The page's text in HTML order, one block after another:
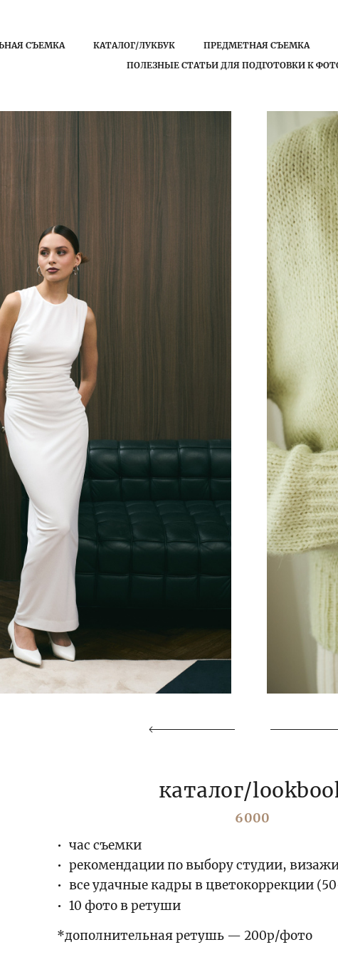
СЪЕМКА КАТАЛОГ/ЛУКБУК ПРЕДМЕТНАЯ СЪЕМКА
ПОЛЕЗНЫЕ СТАТЬИ ДЛЯ ПОДГОТОВКИ К
каталог/
6000
час съемки
рекомендации по выбору студии,
все удачные кадры в цветокоррекции
10 фото в ретуши
*дополнительная ретушь — 200р/фото